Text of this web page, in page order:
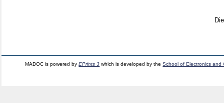
MADOC is powered byEPrints 3 which is developed by theSchool of Electronics and